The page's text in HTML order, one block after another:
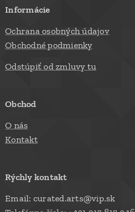
Informácie
Ochrana osobných údajov
Obchodné podmienky
Odstúpiť od zmluvy tu
Obchod
O nás
Kontakt
Rýchly kontakt
Email: curated.arts@vip.sk